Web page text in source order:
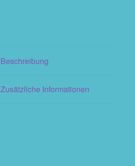
Beschreibung
Zusätzliche Informationen